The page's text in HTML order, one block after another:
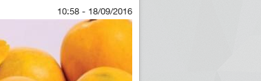
18/09/2016 - 10:58